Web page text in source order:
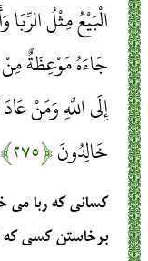
الْبَيْعُ مِثْلُ
جَاءَهُ مَوْعِظَةٌ
إِلَى اللَّهِ وَمَنْ
خَالِدُونَ﴿۲۷۵﴾
كسانى كه ربا مى
برخاستن كسى كه